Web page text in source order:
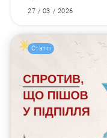
27 / 03 / 2026
Статті